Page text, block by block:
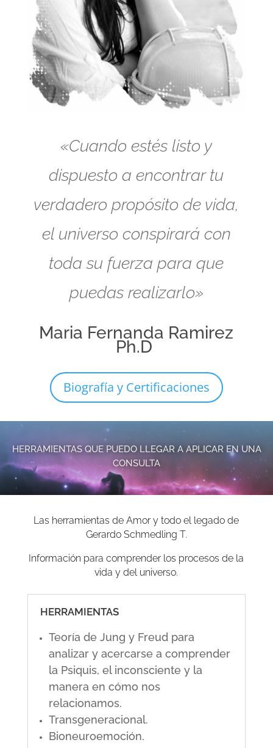
«Cuando estés listo y
dispuesto a encontrar tu
verdadero propósito de vida,
el universo conspirará con
toda su fuerza para que
puedas realizarlo»
Maria Fernanda Ramirez
Ph.D
Biografía y Certificaciones
HERRAMIENTAS QUE PUEDO LLEGAR A APLICAR EN UNA
CONSULTA
Las herramientas de Amor y todo el legado de
Gerardo Schmedling T.
Información para comprender los procesos de la
vida y del universo.
HERRAMIENTAS
Teoría de Jung y Freud para
analizar y acercarse a comprender
la Psiquis, el inconsciente y la
manera en cómo nos
relacionamos.
Transgeneracional.
Bioneuroemoción.